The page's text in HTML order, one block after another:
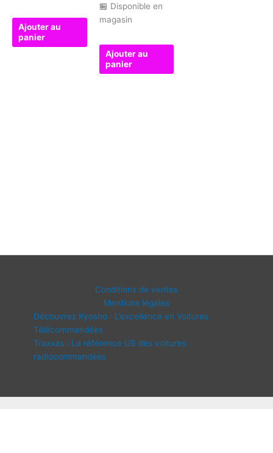
Ajouter au
panier
🏪 Disponible en
magasin
Ajouter au
panier
Conditions de ventes
Mentions légales
Découvrez Kyosho : L’excellence en Voitures
Télécommandées
Traxxas : La référence US des voitures
radiocommandées